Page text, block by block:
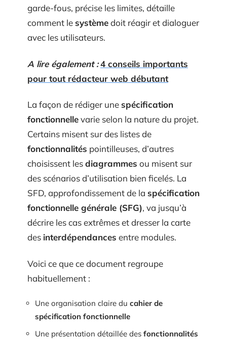
garde-fous, précise les limites, détaille
comment lesystèmedoit réagir et dialoguer
avec les utilisateurs.
A lire également :4 conseils importants
pour tout rédacteur web débutant
La façon de rédiger unespécification
fonctionnellevarie selon la nature du projet.
Certains misent sur des listes de
fonctionnalités pointilleuses, d’autres
choisissent lesdiagrammes ou misent sur
des scénarios d’utilisation bien ficelés. La
SFD, approfondissement de la spécification
fonctionnelle générale (SFG), va jusqu’à
décrire les cas extrêmes et dresser la carte
des interdépendances entre modules.
Voici ce que ce document regroupe
habituellement :
Une organisation claire du cahier de
spécification fonctionnelle
Une présentation détaillée des fonctionnalités